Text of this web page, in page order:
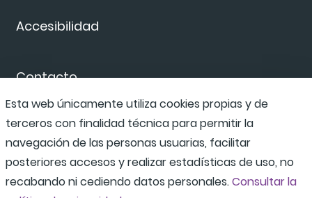
Accesibilidad
Contacto
Canal de denuncias
Esta web únicamente utiliza cookies propias y de
terceros con finalidad técnica para permitir la
navegación de las personas usuarias, facilitar
posteriores accesos y realizar estadísticas de uso, no
recabando ni cediendo datos personales.Consultar la